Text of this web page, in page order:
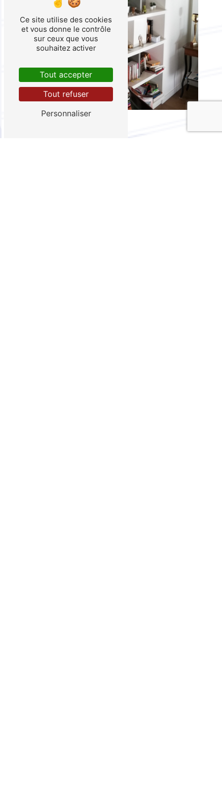
Ce site utilise des cookies
et vous donne le contrôle
sur ceux que vous
souhaitez activer
Tout accepter
Tout refuser
Personnaliser